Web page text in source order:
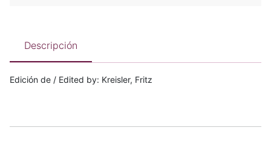
Descripción
Edición de / Edited by: Kreisler, Fritz